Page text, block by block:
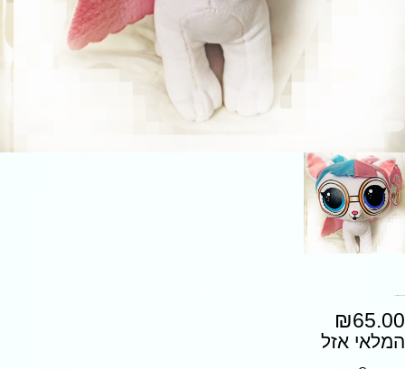
₪65.00
המלאי אזל